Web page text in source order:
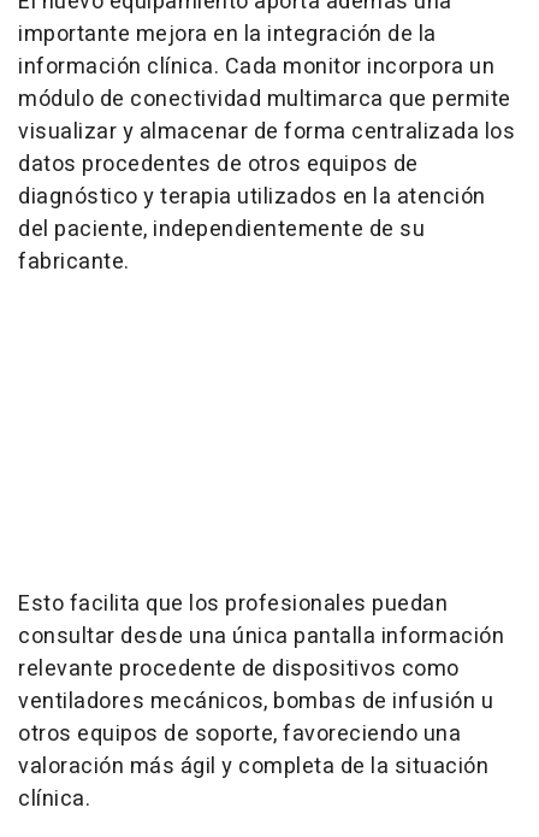
importante mejora en la integración de la
información clínica. Cada monitor incorpora un
módulo de conectividad multimarca que permite
visualizar y almacenar de forma centralizada los
datos procedentes de otros equipos de
diagnóstico y terapia utilizados en la atención
del paciente, independientemente de su
fabricante.
Esto facilita que los profesionales puedan
consultar desde una única pantalla información
relevante procedente de dispositivos como
ventiladores mecánicos, bombas de infusión u
otros equipos de soporte, favoreciendo una
valoración más ágil y completa de la situación
clínica.